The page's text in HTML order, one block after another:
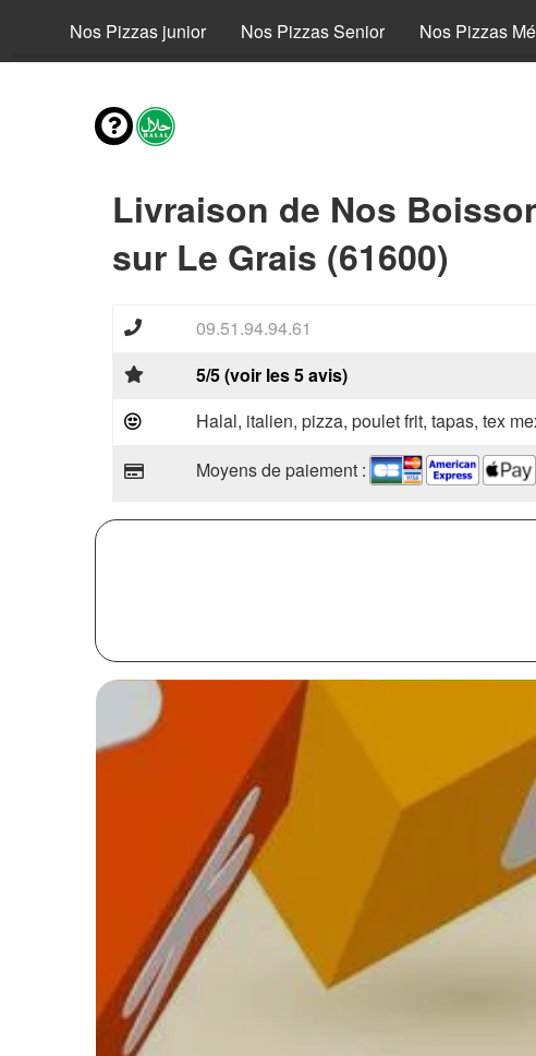
Nos Pizzas junior Nos Pizzas Senior Nos Pizzas
Livraison de Nos
sur Le Grais (61600)
09.51.94.94.61
5/5 (voir les 5 avis)
Halal, italien, pizza, poulet frit, tapas, tex
Moyens de paiement :